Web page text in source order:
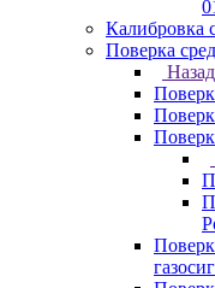
Калибровка
Поверка
Назад